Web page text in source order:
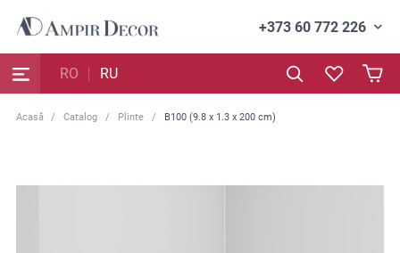
+373 60 772 226
RO RU
Acasă Catalog Plinte B100 (9.8 x 1.3 x 200 cm)